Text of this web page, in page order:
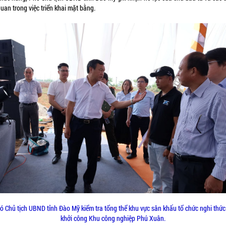
trong việc triển khai mặt bằng.
Chủ tịch UBND tỉnh Đào Mỹ kiểm tra tổng thể khu vực sân khấu tổ chức nghi
khởi công Khu công nghiệp Phú Xuân.